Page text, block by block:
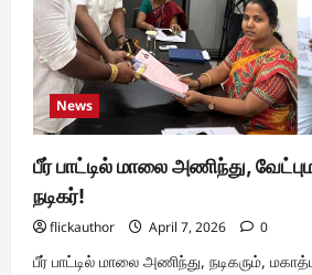
News
பீர் பாட்டில் மாலை அணிந்து,
நடிகர்!
flickauthor April 7, 2026 0
பீர் பாட்டில் மாலை அணிந்து, நடிகரும்,